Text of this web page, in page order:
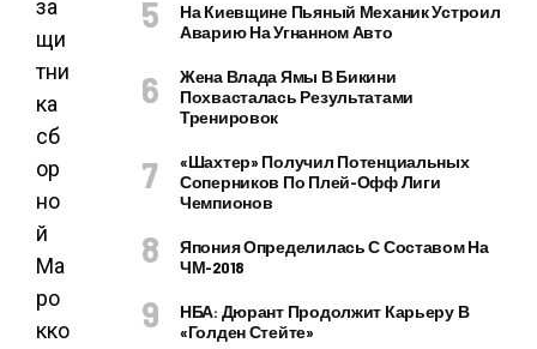
На Киевщине Пьяный Механик Устроил
Аварию На Угнанном Авто
Жена Влада Ямы В Бикини
Похвасталась Результатами
Тренировок
«Шахтер» Получил Потенциальных
Соперников По Плей-Офф Лиги
Чемпионов
Япония Определилась С Составом На
ЧМ-2018
НБА: Дюрант Продолжит Карьеру В
«Голден Стейте»